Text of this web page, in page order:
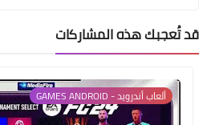
قد تُعجبك هذه المشاركات
ألعاب أندرويد - GAMES ANDROID